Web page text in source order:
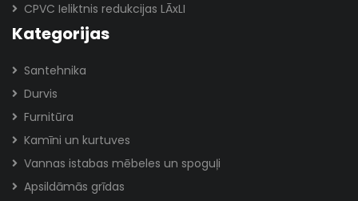
CPVC Ieliktnis redukcijas LĀxLI
Kategorijas
Santehnika
Durvis
Furnitūra
Kamīni un kurtuves
Vannas istabas mēbeles un spoguļi
Apsildāmās grīdas